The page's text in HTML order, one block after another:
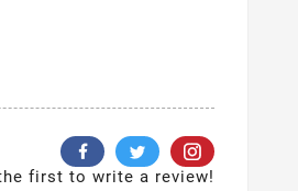
first to write a review!